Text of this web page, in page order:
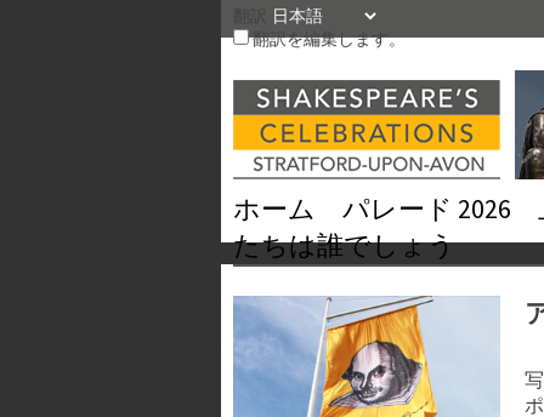
翻訳を編集します。
ホーム パレード 2026
たちは誰でしょう